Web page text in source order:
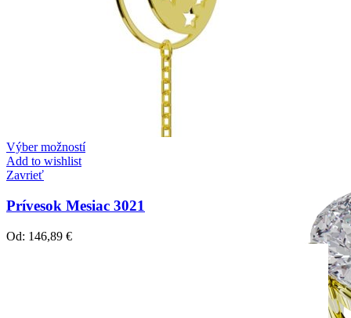
Zásnubné prstne z kolekcie Simple.
Výber možností
Add to wishlist
Zavrieť
Prívesok Mesiac 3021
Od: 146,89 €